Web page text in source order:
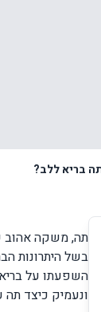
בריא ללב?
תה, משקה אהוב
בשל היתרונות
השפעתו על
ונעמיק כיצד תה